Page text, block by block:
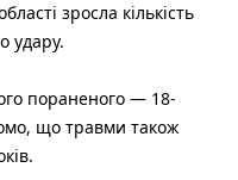
зросла кількість
удару.
пораненого — 18-
що травми також